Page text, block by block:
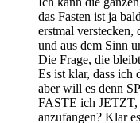
das Fasten ist ja
erstmal verstecken,
und aus dem Sinn
Die Frage, die
Es ist klar, dass
aber will es denn
FASTE ich JETZT,
anzufangen? Klar